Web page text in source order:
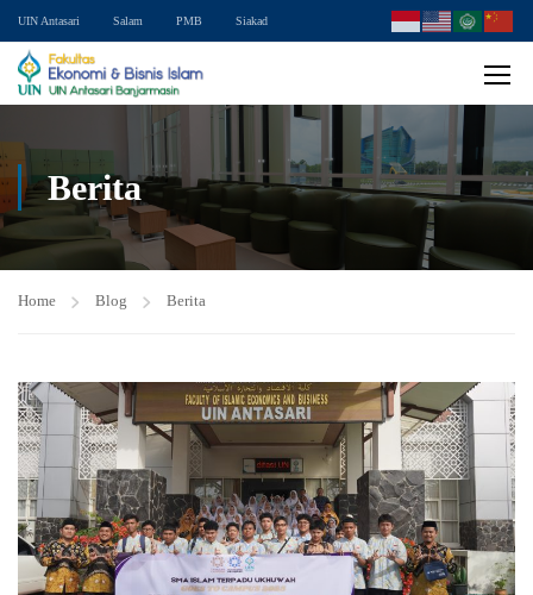
UIN Antasari Salam PMB Siakad
Berita
Home Blog Berita